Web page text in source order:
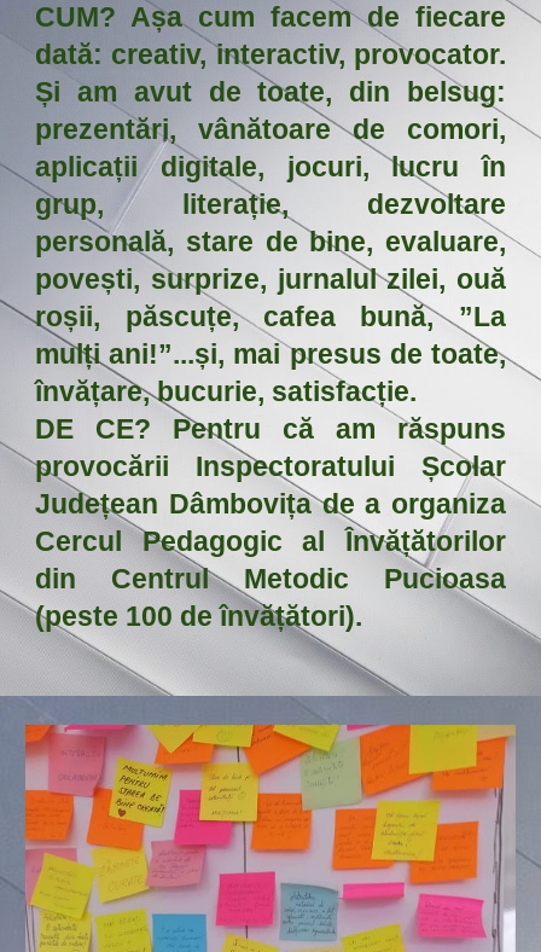
CUM? Așa cum facem de fiecare
dată: creativ, interactiv, provocator.
Și am avut de toate, din belsug:
prezentări, vânătoare de comori,
aplicații digitale, jocuri, lucru în
grup, literație, dezvoltare
personală, stare de bine, evaluare,
povești, surprize, jurnalul zilei, ouă
roșii, păscuțe, cafea bună, ”La
mulți ani!”...și, mai presus de toate,
învățare, bucurie, satisfacție.
DE CE? Pentru că am răspuns
provocării Inspectoratului Școlar
Județean Dâmbovița de a organiza
Cercul Pedagogic al Învățătorilor
din Centrul Metodic Pucioasa
(peste 100 de învățători).